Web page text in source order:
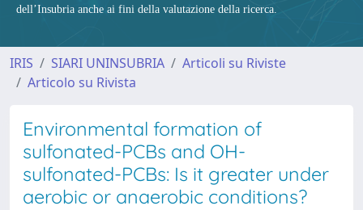
dell’Insubria anche ai fini della valutazione della ricerca.
IRIS SIARI UNINSUBRIA
Articoli su Riviste
Articolo su Rivista
Environmental formation of
sulfonated-PCBs and OH-
sulfonated-PCBs: Is it greater under
aerobic or anaerobic conditions?